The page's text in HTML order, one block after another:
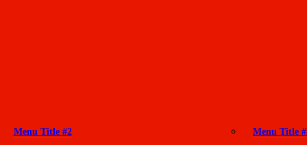
Menu Title #2 Menu Title